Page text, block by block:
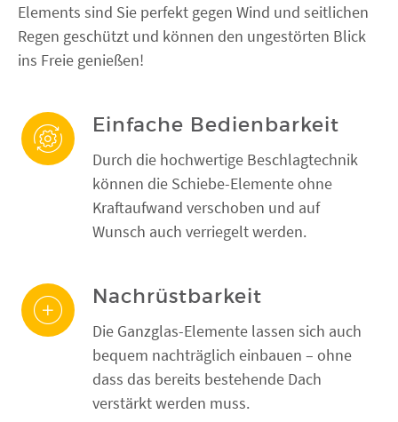
Elements sind Sie perfekt gegen Wind und seitlichen
Regen geschützt und können den ungestörten Blick
ins Freie genießen!
Einfache Bedienbarkeit
Durch die hochwertige Beschlagtechnik
können die Schiebe-Elemente ohne
Kraftaufwand verschoben und auf
Wunsch auch verriegelt werden.
Nachrüstbarkeit
Die Ganzglas-Elemente lassen sich auch
bequem nachträglich einbauen – ohne
dass das bereits bestehende Dach
verstärkt werden muss.